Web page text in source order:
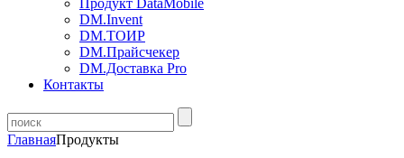
Продукт DataMobile
DM.Invent
DM.ТОИР
DM.Прайсчекер
DM.Доставка Pro
Контакты
ГлавнаяПродукты